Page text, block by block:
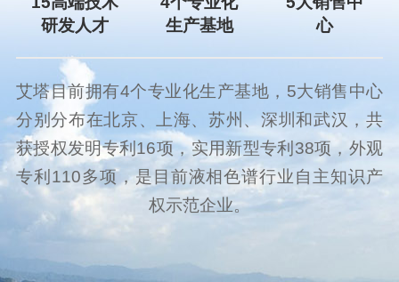
研发人才
生产基地
心
艾塔目前拥有4个专业化生产基地，5大销售中心
分别分布在北京、上海、苏州、深圳和武汉，共
获授权发明专利16项，实用新型专利38项，外观
专利110多项，是目前液相色谱行业自主知识产
权示范企业。